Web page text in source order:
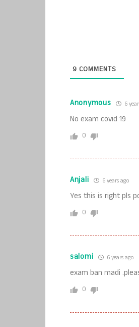
9 COMMENTS
Anonymous 6
No exam covid 19
0
Anjali 6 years ago
Yes this is right pls
0
salomi 6 years ago
exam ban madi
0